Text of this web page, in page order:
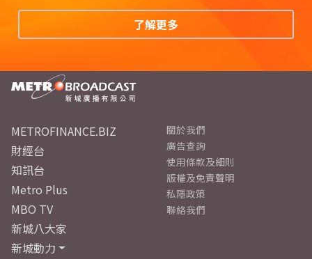
了解更多
METROFINANCE.BIZ
財經台
知訊台
Metro Plus
MBO TV
新城八大家
新城動力
關於我們
廣告查詢
使用條款及細則
版權及免責聲明
私隱政策
聯絡我們